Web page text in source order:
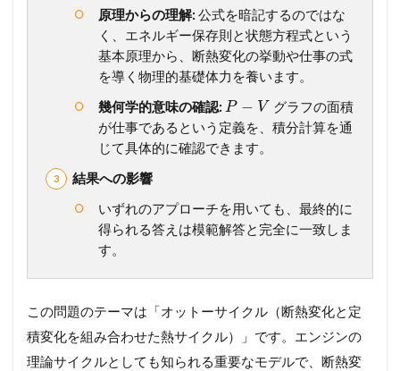
で
徹
底
ガ
イ
【
総
ま
め
】
こ
の
一
を
未
来
の
原理からの理解: 公式を暗記するのではな
く、エネルギー保存則と状態方程式という
基本原理から、断熱変化の挙動や仕事の式
を導く物理的基礎体力を養います。
幾何学的意味の確認: P − V グラフの面積
が仕事であるという定義を、積分計算を通
じて具体的に確認できます。
結果への影響
いずれのアプローチを用いても、最終的に
得られる答えは模範解答と完全に一致しま
す。
この問題のテーマは「オットーサイクル（断熱変化と定
積変化を組み合わせた熱サイクル）」です。エンジンの
理論サイクルとしても知られる重要なモデルで、断熱変